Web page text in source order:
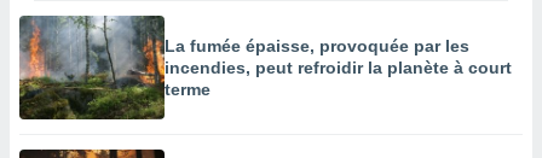
La fumée épaisse, provoquée par les
incendies, peut refroidir la planète à court
terme